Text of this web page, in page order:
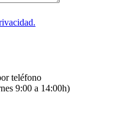
teléfono
9:00 a 14:00h)